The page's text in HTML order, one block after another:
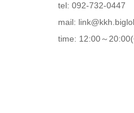
tel: 092-732-0447
mail:
time: 12:00～